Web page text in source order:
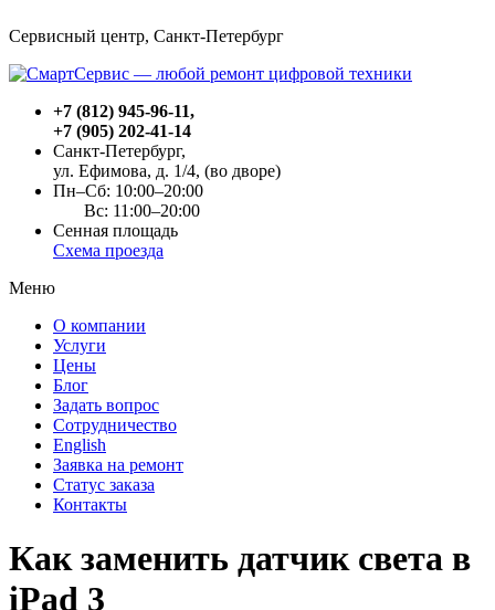
Сервисный центр, Cанкт-Петербург
+7 (812) 945-96-11,
+7 (905) 202-41-14
Санкт-Петербург,
ул. Ефимова, д. 1/4, (во дворе)
Пн–Сб: 10:00–20:00
Вс: 11:00–20:00
Сенная площадь
Схема проезда
Меню
О компании
Услуги
Цены
Блог
Задать вопрос
Сотрудничество
English
Заявка на ремонт
Статус заказа
Контакты
Как заменить датчик света в
iPad 3